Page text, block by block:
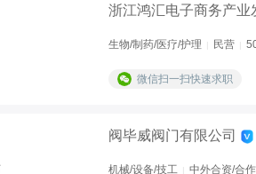
浙江鸿汇电子商务产业
生物/制药/医疗/护理 民营
微信扫一扫快速求职
阀毕威阀门有限公司
机械/设备/技工 中外合资/合作